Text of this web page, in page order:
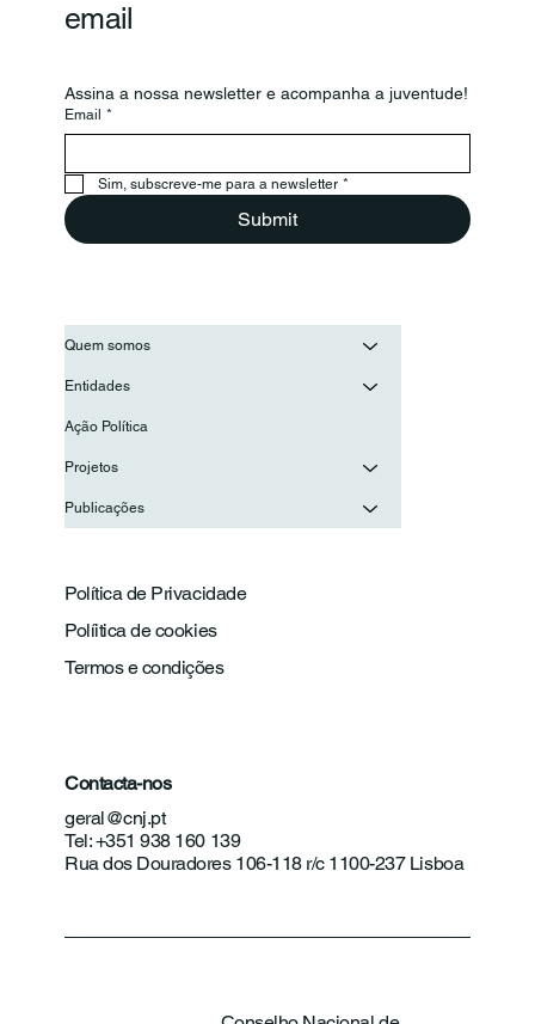
Voluntariado reúnem para reforçar
cooperação
email
Assina a nossa newsletter e acompanha a juventude!
Email *
Sim, subscreve-me para a newsletter *
Submit
Quem somos
Entidades
Ação Política
Projetos
Publicações
Política de Privacidade
Termos e condições
Políitica de cookies
Contacta-nos
geral@cnj.pt
Tel: +351 938 160 139
Rua dos Douradores 106-118 r/c 1100-237 Lisboa